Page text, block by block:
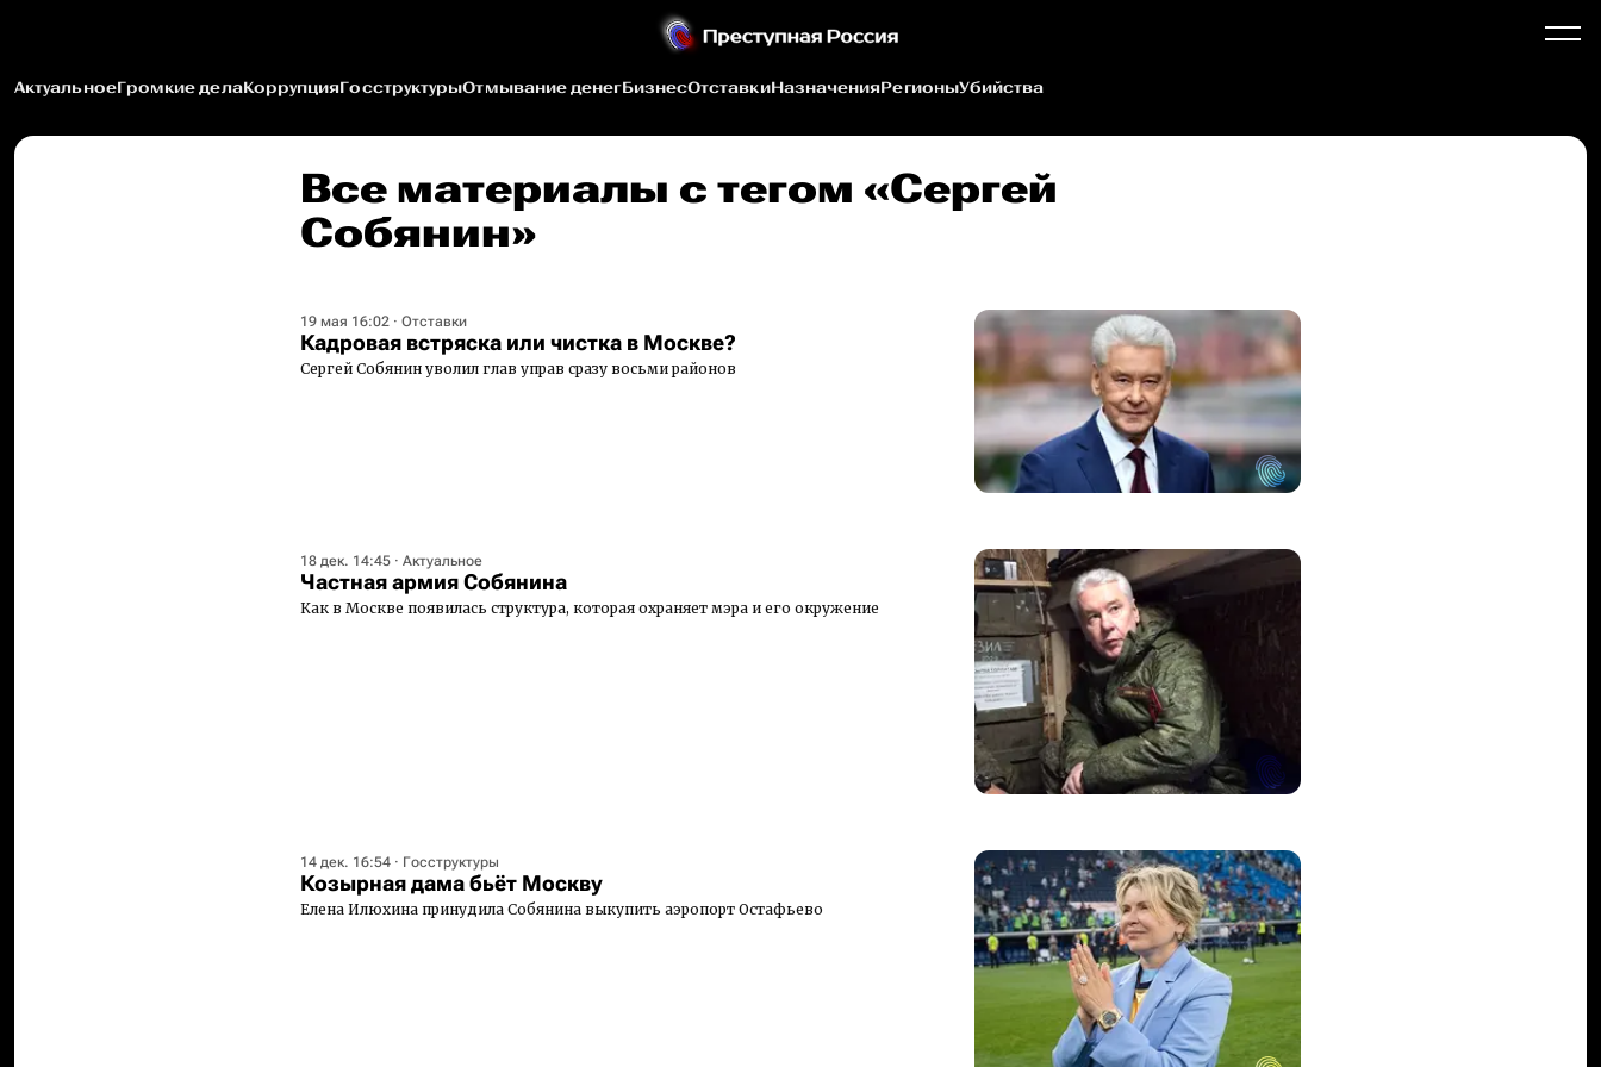
АктуальноеГромкие делаКоррупцияГосструктурыОтмывание денегБизнесОтставкиНазначенияРегионыУбийства
Все материалы c тегом «Сергей
Собянин»
19 мая 16:02 · Отставки
Кадровая встряска или чистка в Москве?
Сергей Собянин уволил глав управ сразу восьми районов
18 дек. 14:45 · Актуальное
Частная армия Собянина
Как в Москве появилась структура, которая охраняет мэра и его окружение
14 дек. 16:54 · Госструктуры
Козырная дама бьёт Москву
Елена Илюхина принудила Собянина выкупить аэропорт Остафьево